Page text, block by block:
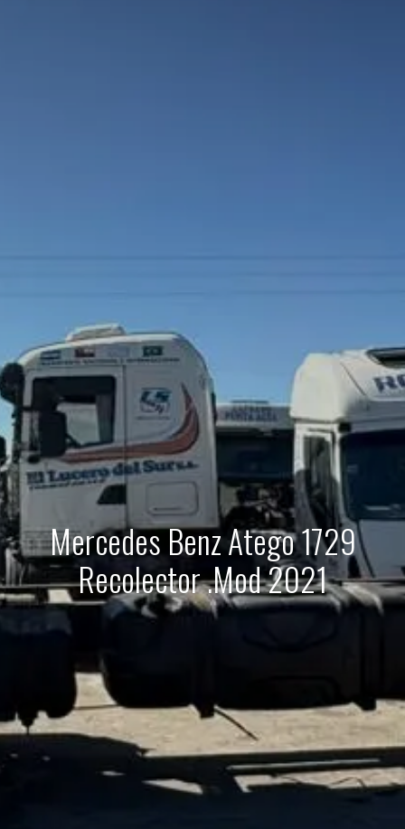
Mercedes Benz Atego 1729
Recolector .Mod 2021